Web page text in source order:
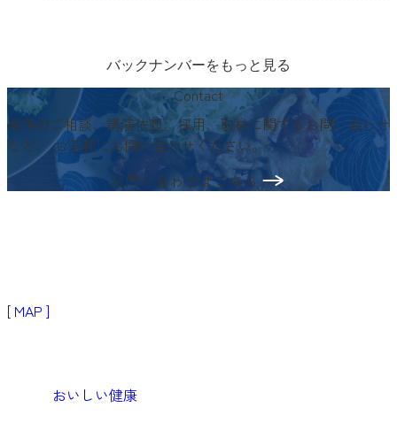
バックナンバーをもっと見る
Contact
案件のご相談、講演依頼、採用、取材に関するお問い合わせ
など、お気軽にお問い合わせください。
お問い合わせはこちら
[ MAP ]
おいしい健康